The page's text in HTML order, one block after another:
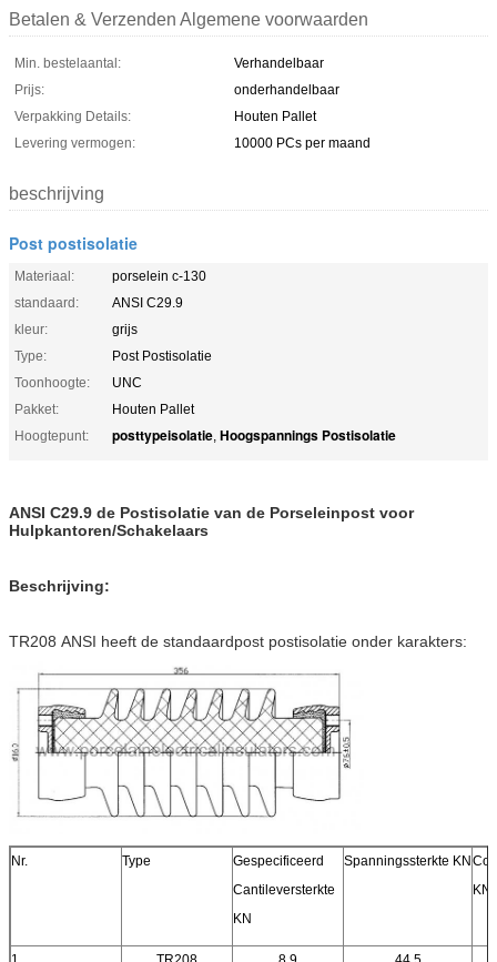
Betalen & Verzenden Algemene voorwaarden
Min. bestelaantal:
Verhandelbaar
Prijs:
onderhandelbaar
Verpakking Details:
Houten Pallet
Levering vermogen:
10000 PCs per maand
beschrijving
Post postisolatie
Materiaal:
porselein c-130
standaard:
ANSI C29.9
kleur:
grijs
Type:
Post Postisolatie
Toonhoogte:
UNC
Pakket:
Houten Pallet
Hoogtepunt:
posttypeisolatie, Hoogspannings Postisolatie
ANSI C29.9 de Postisolatie van de Porseleinpost voor
Hulpkantoren/Schakelaars
Beschrijving:
TR208 ANSI heeft de standaardpost postisolatie onder karakters:
Nr. Type
Gespecificeerd
Cantileversterkte
KN
Spanningssterkte KN
KN